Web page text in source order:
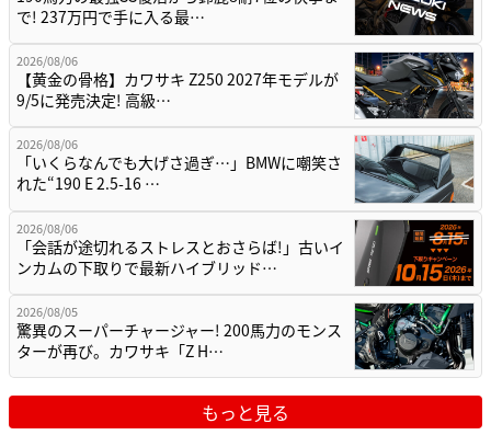
で! 237万円で手に入る最…
2026/08/06
【黄金の骨格】カワサキ Z250 2027年モデルが
9/5に発売決定! 高級…
2026/08/06
「いくらなんでも大げさ過ぎ…」BMWに嘲笑さ
れた“190 E 2.5-16 …
2026/08/06
「会話が途切れるストレスとおさらば!」古いイ
ンカムの下取りで最新ハイブリッド…
2026/08/05
驚異のスーパーチャージャー! 200馬力のモンス
ターが再び。カワサキ「Z H…
もっと見る